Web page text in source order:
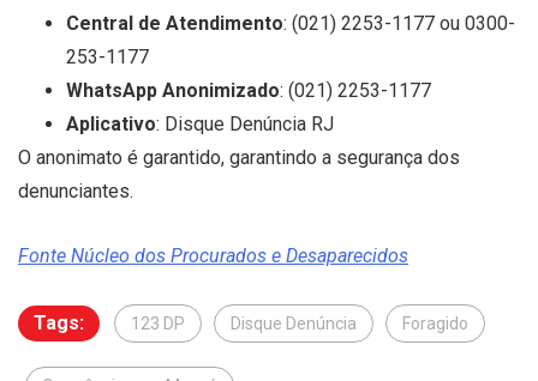
Central de Atendimento: (021) 2253-1177 ou 0300-
253-1177
WhatsApp Anonimizado: (021) 2253-1177
Aplicativo: Disque Denúncia RJ
O anonimato é garantido, garantindo a segurança dos
denunciantes.
Fonte Núcleo dos Procurados e Desaparecidos
Tags: 123 DP Disque Denúncia Foragido